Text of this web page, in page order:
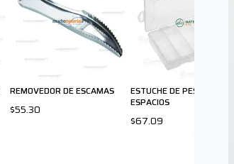
REMOVEDOR DE ESCAMAS
$55.30
ESTUCHE DE PESCA 6
ESPACIOS
$67.09